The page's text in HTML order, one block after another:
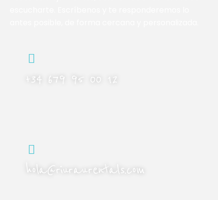
+34 679 95 00 12
hola@riuraurentals.com